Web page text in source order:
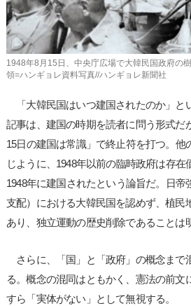
1948年8月15日、中央庁広場で大韓民国政府の
領=ハンギョレ資料写真//ハンギョレ新聞社
「大韓民国はいつ建国されたのか」と
記事は、建国の時期を読者に問う形式だ
15日の建国は常識」で終止符を打つ。他
じように、1948年以前の臨時政府は存
1948年に建国されたという論旨だ。日
支配）における大韓民国を認めず、植民
あり、独立運動の歴史削除であることは
さらに、「国」と「政府」の概念まで
る。概念の混同はともかく、憲法の前文
すら「実体がない」として無視する。